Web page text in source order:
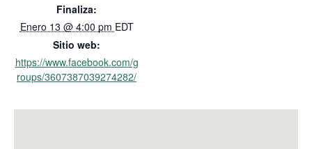
Finaliza:
Enero 13 @ 4:00 pm EDT
Sitio web:
https://www.facebook.com/g
roups/3607387039274282/